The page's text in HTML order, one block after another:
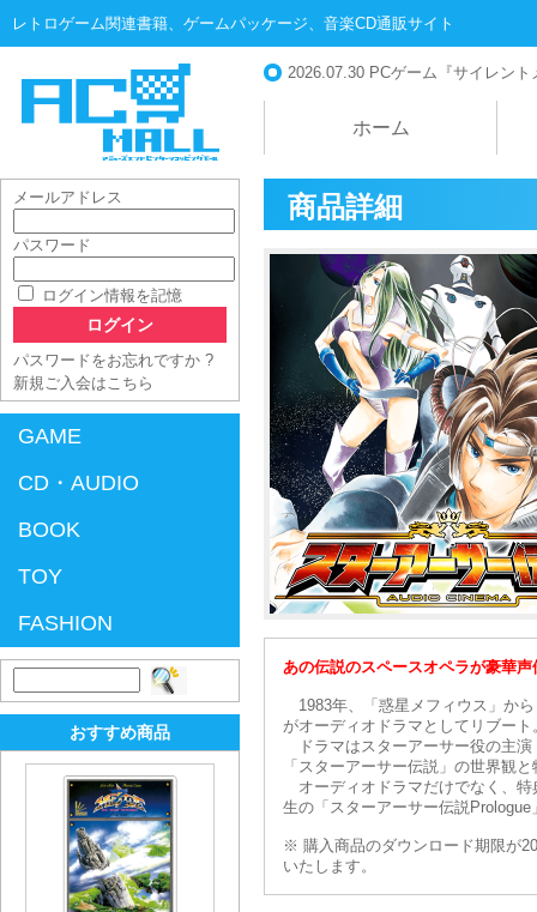
レトロゲーム関連書籍、ゲームパッケージ、音楽CD通販サイト
AC-MALL
2026.07.30 PCゲーム『サイレン
ホーム
商品詳細
あの伝説のスペースオペラが豪華
1983年、「惑星メフィウス」か
がオーディオドラマとしてリブート
ドラマはスターアーサー役の主演
「スターアーサー伝説」の世界観
オーディオドラマだけでなく、特
生の「スターアーサー伝説
※ 購入商品のダウンロード期限が
いたします。
メールアドレス
パスワード
ログイン情報を記憶
パスワードをお忘れですか ?
新規ご入会はこちら
GAME
CD・AUDIO
BOOK
TOY
FASHION
索:
おすすめ商品